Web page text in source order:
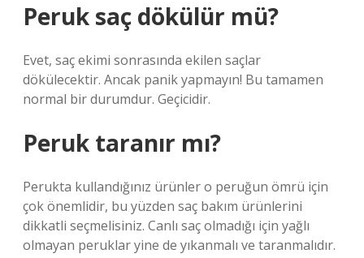
Peruk saç dökülür mü?
Evet, saç ekimi sonrasında ekilen saçlar
dökülecektir. Ancak panik yapmayın! Bu tamamen
normal bir durumdur. Geçicidir.
Peruk taranır mı?
Perukta kullandığınız ürünler o peruğun ömrü için
çok önemlidir, bu yüzden saç bakım ürünlerini
dikkatli seçmelisiniz. Canlı saç olmadığı için yağlı
olmayan peruklar yine de yıkanmalı ve taranmalıdır.